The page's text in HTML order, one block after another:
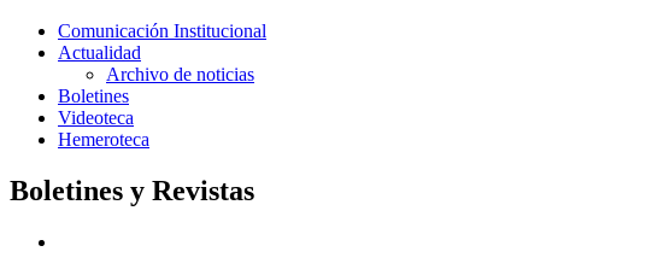
Comunicación Institucional
Actualidad
Archivo de noticias
Boletines
Videoteca
Hemeroteca
Boletines y Revistas